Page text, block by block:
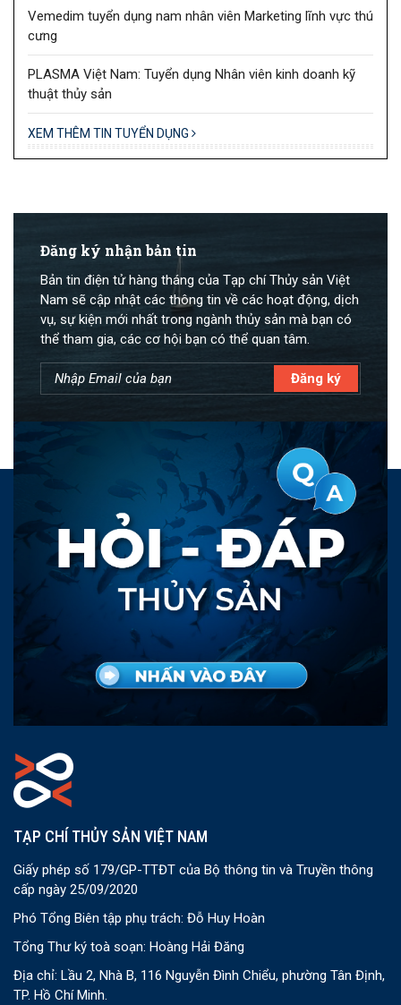
Vemedim tuyển dụng nam nhân viên Marketing lĩnh vực thú
cưng
PLASMA Việt Nam: Tuyển dụng Nhân viên kinh doanh kỹ
thuật thủy sản
XEM THÊM TIN TUYỂN DỤNG
Đăng ký nhận bản tin
Bản tin điện tử hàng tháng của Tạp chí Thủy sản Việt
Nam sẽ cập nhật các thông tin về các hoạt động, dịch
vụ, sự kiện mới nhất trong ngành thủy sản mà bạn có
thể tham gia, các cơ hội bạn có thể quan tâm.
TẠP CHÍ THỦY SẢN VIỆT NAM
Giấy phép số 179/GP-TTĐT của Bộ thông tin và Truyền thông
cấp ngày 25/09/2020
Phó Tổng Biên tập phụ trách: Đỗ Huy Hoàn
Tổng Thư ký toà soạn: Hoàng Hải Đăng
Địa chỉ: Lầu 2, Nhà B, 116 Nguyễn Đình Chiểu, phường Tân Định,
TP. Hồ Chí Minh.